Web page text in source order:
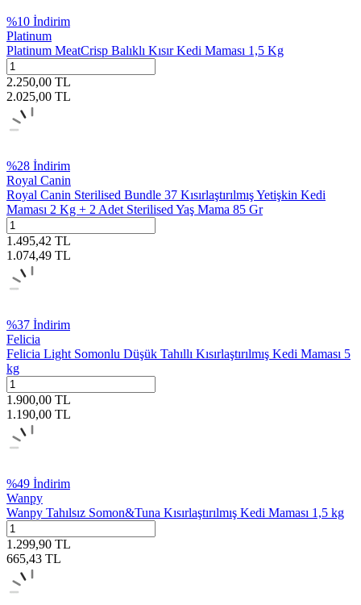
%10 İndirim
Platinum
Platinum MeatCrisp Balıklı Kısır Kedi Maması 1,5 Kg
2.250,00 TL
2.025,00 TL
%28 İndirim
Royal Canin
Royal Canin Sterilised Bundle 37 Kısırlaştırılmış Yetişkin Kedi
Maması 2 Kg + 2 Adet Sterilised Yaş Mama 85 Gr
1.495,42 TL
1.074,49 TL
%37 İndirim
Felicia
Felicia Light Somonlu Düşük Tahıllı Kısırlaştırılmış Kedi Maması 5
kg
1.900,00 TL
1.190,00 TL
%49 İndirim
Wanpy
Wanpy Tahılsız Somon&Tuna Kısırlaştırılmış Kedi Maması 1,5 kg
1.299,90 TL
665,43 TL